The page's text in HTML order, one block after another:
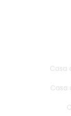
Casa
Casa